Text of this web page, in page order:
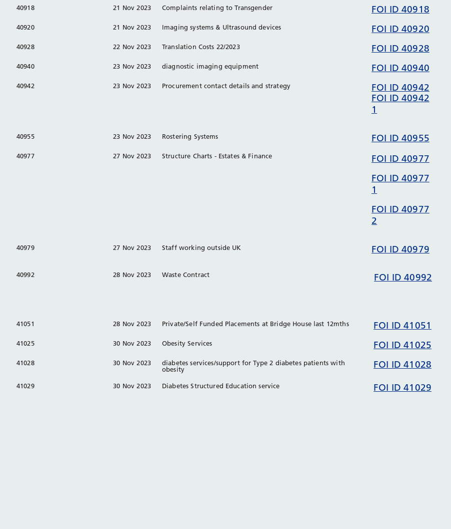
40918 21 Nov 2023 Complaints relating to Transgender FOI ID 40918
40920 21 Nov 2023 Imaging systems & Ultrasound devices FOI ID 40920
40928 22 Nov 2023 Translation Costs 22/2023 FOI ID 40928
40940 23 Nov 2023 diagnostic imaging equipment FOI ID 40940
40942 23 Nov 2023 Procurement contact details and strategy
FOI ID 40942
FOI ID 40942
1
40955 23 Nov 2023 Rostering Systems FOI ID 40955
40977 27 Nov 2023 Structure Charts - Estates & Finance
FOI ID 40977
FOI ID 40977
1
FOI ID 40977
2
40979 27 Nov 2023 Staff working outside UK FOI ID 40979
40992 28 Nov 2023 Waste Contract FOI ID 40992
41051 28 Nov 2023 Private/Self Funded Placements at Bridge House last 12mths FOI ID 41051
41025 30 Nov 2023 Obesity Services FOI ID 41025
41028 30 Nov 2023
diabetes services/support for Type 2 diabetes patients with
obesity
FOI ID 41028
41029 30 Nov 2023 Diabetes Structured Education service FOI ID 41029